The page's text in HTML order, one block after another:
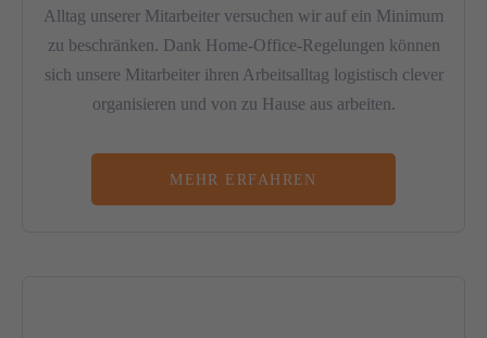
Alltag unserer Mitarbeiter versuchen wir auf ein Minimum
zu beschränken. Dank Home-Office-Regelungen können
sich unsere Mitarbeiter ihren Arbeitsalltag logistisch clever
organisieren und von zu Hause aus arbeiten.
MEHR ERFAHREN